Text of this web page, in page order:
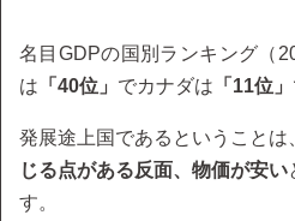
名目GDPの国別ランキング（
は 「40位」 でカナダは 「11位」
発展途上国であるということは
じる点がある反面、物価が安い
す。